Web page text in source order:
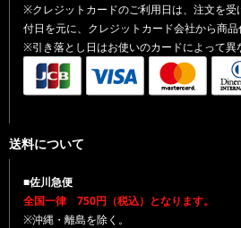
※クレジットカードのご利用日は、注文を受
付日を元に、クレジットカード会社から商品
※引き落とし日はお使いのカードによって異
送料について
■佐川急便
全国一律 750円（税込）となります。
※沖縄・離島を除く。